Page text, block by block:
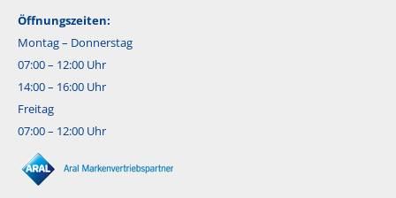
Öffnungszeiten:
Montag – Donnerstag
07:00 – 12:00 Uhr
14:00 – 16:00 Uhr
Freitag
07:00 – 12:00 Uhr